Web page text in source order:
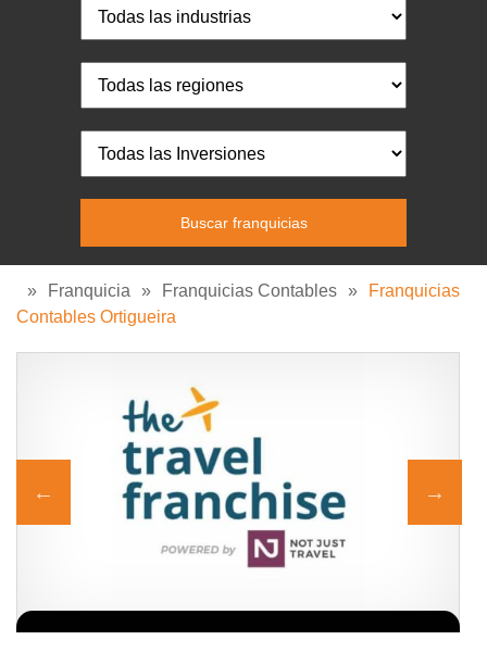
» Franquicia » Franquicias Contables »
Franquicias
Contables Ortigueira